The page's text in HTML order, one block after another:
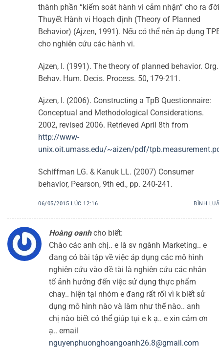
thành phần “kiểm soát hành vi cảm nhận” cho ra đời
Thuyết Hành vi Hoạch định (Theory of Planned
Behavior) (Ajzen, 1991). Nếu có thể nên áp dụng
cho nghiên cứu các hành vi.
Ajzen, I. (1991). The theory of planned behavior. Org.
Behav. Hum. Decis. Process. 50, 179-211.
Ajzen, I. (2006). Constructing a TpB Questionnaire:
Conceptual and Methodological Considerations.
2002, revised 2006. Retrieved April 8th from
http://www-
unix.oit.umass.edu/~aizen/pdf/
Schiffman LG. & Kanuk LL. (2007) Consumer
behavior, Pearson, 9th ed., pp. 240-241.
06/05/2015 LÚC 12:16 BÌNH
Hoàng oanh cho biết:
Chào các anh chị.. e là sv ngành Marketing.. e
đang có bài tập về việc áp dụng các mô hình
nghiên cứu vào đề tài là nghiên cứu các nhân
tố ảnh hưởng đến việc sử dụng thực phẩm
chay.. hiện tại nhóm e đang rất rối vì k biết sử
dụng mô hình nào và làm như thế nào.. anh
chị nào biết có thể giúp tụi e k ạ.. e xin cảm ơn
ạ.. email
nguyenphuonghoangoanh26.8@gmail.com